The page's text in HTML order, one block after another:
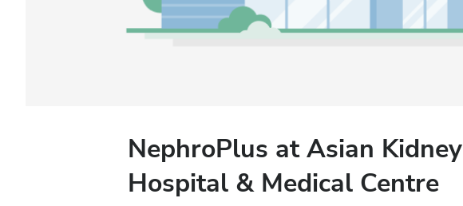
NephroPlus at Asian Kidney
Hospital & Medical Centre